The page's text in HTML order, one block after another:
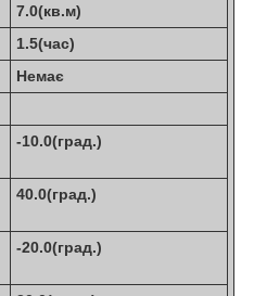
7.0(кв.м)
1.5(час)
Немає
-10.0(град.)
40.0(град.)
-20.0(град.)